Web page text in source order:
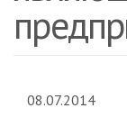
08.07.2014